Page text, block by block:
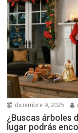
diciembre 9, 2025
¿Buscas árboles
lugar podrás